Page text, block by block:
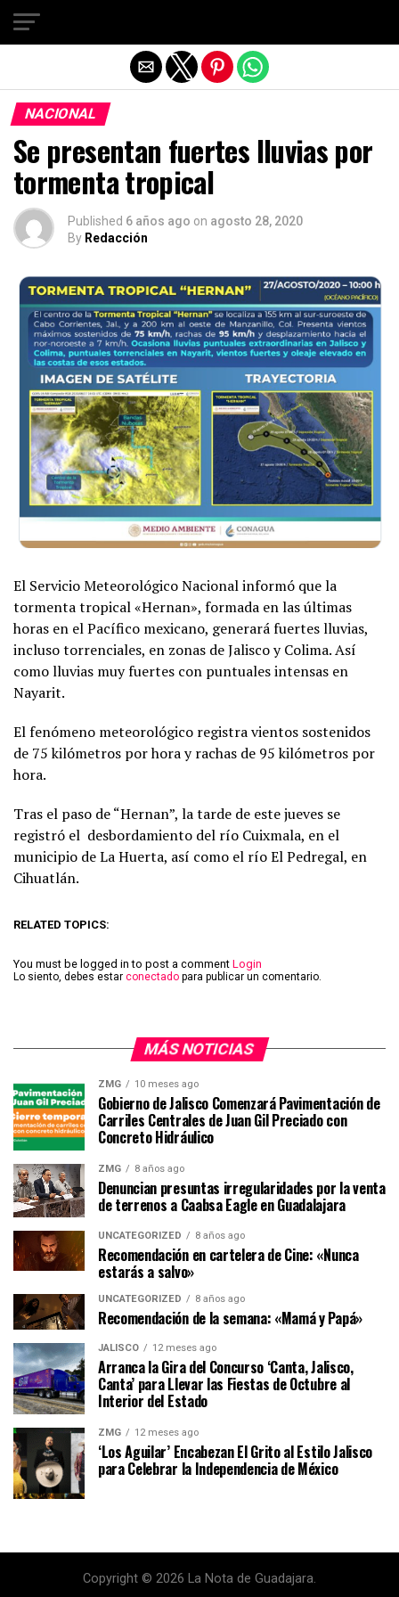
NACIONAL
Se presentan fuertes lluvias por
tormenta tropical
Published 6 años ago on agosto 28, 2020
By Redacción
El Servicio Meteorológico Nacional informó que la
tormenta tropical «Hernan», formada en las últimas
horas en el Pacífico mexicano, generará fuertes lluvias,
incluso torrenciales, en zonas de Jalisco y Colima. Así
como lluvias muy fuertes con puntuales intensas en
Nayarit.
El fenómeno meteorológico registra vientos sostenidos
de 75 kilómetros por hora y rachas de 95 kilómetros por
hora.
Tras el paso de “Hernan”, la tarde de este jueves se
registró el desbordamiento del río Cuixmala, en el
municipio de La Huerta, así como el río El Pedregal, en
Cihuatlán.
RELATED TOPICS:
You must be logged in to post a comment Login
Lo siento, debes estar conectado para publicar un comentario.
MÁS NOTICIAS
ZMG 10 meses ago
Gobierno de Jalisco Comenzará Pavimentación de
Carriles Centrales de Juan Gil Preciado con
Concreto Hidráulico
ZMG 8 años ago
Denuncian presuntas irregularidades por la venta
de terrenos a Caabsa Eagle en Guadalajara
UNCATEGORIZED 8 años ago
Recomendación en cartelera de Cine: «Nunca
estarás a salvo»
UNCATEGORIZED 8 años ago
Recomendación de la semana: «Mamá y Papá»
JALISCO 12 meses ago
Arranca la Gira del Concurso ‘Canta, Jalisco,
Canta’ para Llevar las Fiestas de Octubre al
Interior del Estado
ZMG 12 meses ago
‘Los Aguilar’ Encabezan El Grito al Estilo Jalisco
para Celebrar la Independencia de México
Copyright © 2026 La Nota de Guadajara.